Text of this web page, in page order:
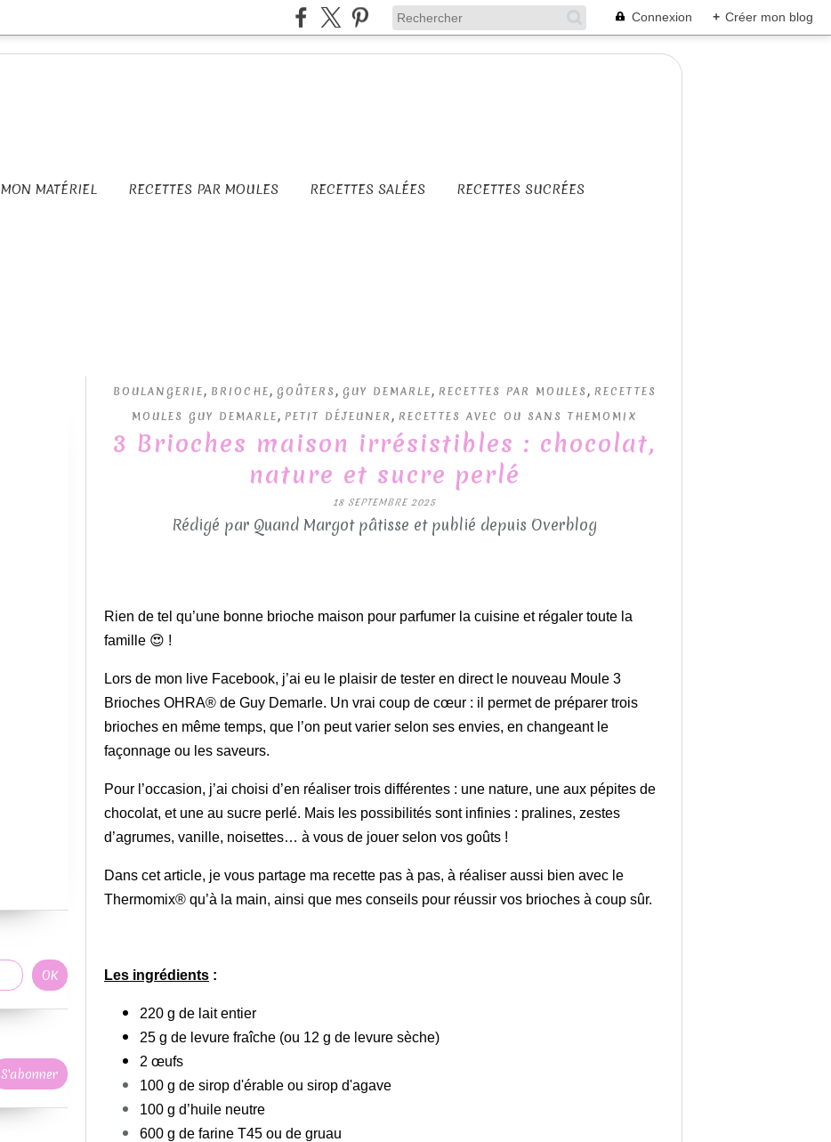
Connexion + Créer mon blog
MON MATÉRIEL RECETTES PAR MOULES RECETTES SALÉES RECETTES SUCRÉES
BOULANGERIE, BRIOCHE, GOÛTERS , GUY DEMARLE, RECETTES PAR MOULES , RECETTES
MOULES GUY DEMARLE, PETIT DÉJEUNER , RECETTES AVEC OU SANS THEMOMIX
3 Brioches maison irrésistibles : chocolat,
nature et sucre perlé
18 SEPTEMBRE 2025
Rédigé par Quand Margot pâtisse et publié depuis Overblog
Rien de tel qu’une bonne brioche maison pour parfumer la cuisine et régaler toute la
famille 😍 !
Lors de mon live Facebook, j’ai eu le plaisir de tester en direct le nouveau Moule 3
Brioches OHRA® de Guy Demarle. Un vrai coup de cœur : il permet de préparer trois
brioches en même temps, que l’on peut varier selon ses envies, en changeant le
façonnage ou les saveurs.
Pour l’occasion, j’ai choisi d’en réaliser trois différentes : une nature, une aux pépites de
chocolat, et une au sucre perlé. Mais les possibilités sont infinies : pralines, zestes
d’agrumes, vanille, noisettes… à vous de jouer selon vos goûts !
Dans cet article, je vous partage ma recette pas à pas, à réaliser aussi bien avec le
Thermomix® qu’à la main, ainsi que mes conseils pour réussir vos brioches à coup sûr.
Les ingrédients :
220 g de lait entier
25 g de levure fraîche (ou 12 g de levure sèche)
2 œufs
100 g de sirop d'érable ou sirop d'agave
100 g d’huile neutre
600 g de farine T45 ou de gruau